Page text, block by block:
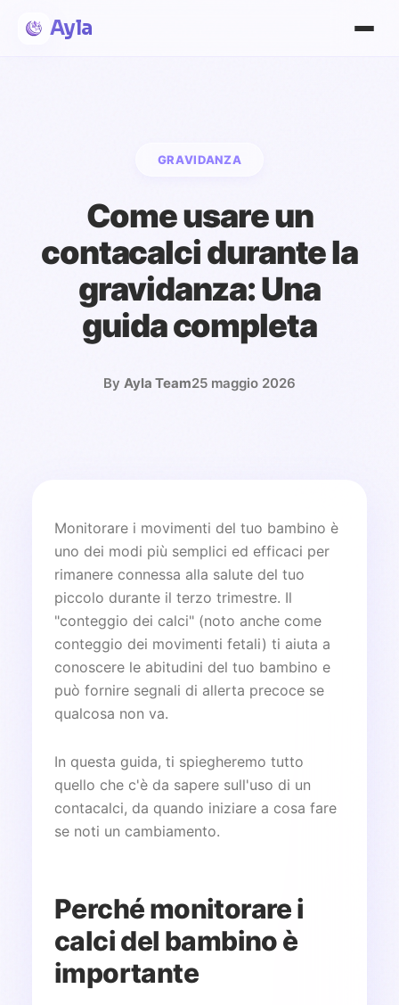
Ayla
GRAVIDANZA
Come usare un
contacalci durante la
gravidanza: Una
guida completa
By Ayla Team25 maggio 2026
Monitorare i movimenti del tuo bambino è
uno dei modi più semplici ed efficaci per
rimanere connessa alla salute del tuo
piccolo durante il terzo trimestre. Il
"conteggio dei calci" (noto anche come
conteggio dei movimenti fetali) ti aiuta a
conoscere le abitudini del tuo bambino e
può fornire segnali di allerta precoce se
qualcosa non va.
In questa guida, ti spiegheremo tutto
quello che c'è da sapere sull'uso di un
contacalci, da quando iniziare a cosa fare
se noti un cambiamento.
Perché monitorare i
calci del bambino è
importante